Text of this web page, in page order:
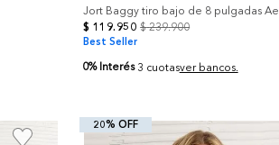
Jort Baggy tiro bajo de 8 pulgadas Ae
$ 119. 950 $ 239.900
Best Seller
0% Interés 3 cuotasver bancos.
20% OFF